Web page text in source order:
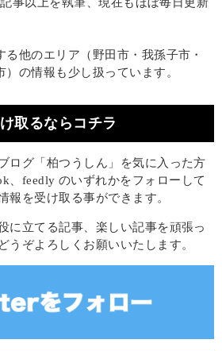
る他のエリア（野田市・我孫子市・
）の情報も少し扱っています。
取るならコチラ
ログ「柏つうしん」を気に入った方
、feedly のいずれかをフォローして
報を受け取る事ができます。
に立てる記事、楽しい記事を頑張っ
うぞよろしくお願いいたします。